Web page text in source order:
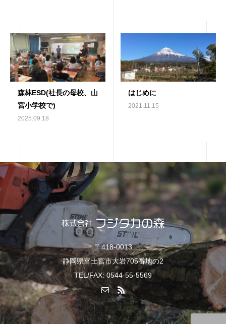
森林ESD(社長の母校、山
宮小学校で)
2025.09.18
はじめに
2021.11.15
〒418-0013
静岡県富士宮市大岩705番地の2
TEL/FAX: 0544-55-5569